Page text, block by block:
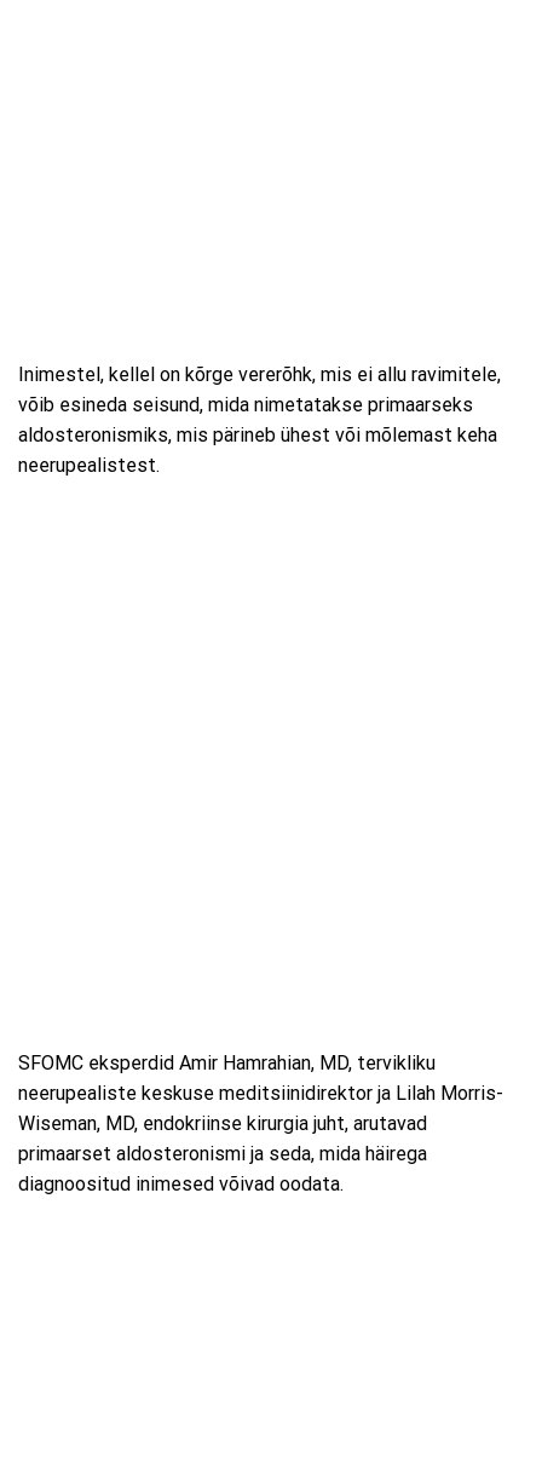
Inimestel, kellel on kõrge vererõhk, mis ei allu ravimitele,
võib esineda seisund, mida nimetatakse primaarseks
aldosteronismiks, mis pärineb ühest või mõlemast keha
neerupealistest.
SFOMC eksperdid Amir Hamrahian, MD, tervikliku
neerupealiste keskuse meditsiinidirektor ja Lilah Morris-
Wiseman, MD, endokriinse kirurgia juht, arutavad
primaarset aldosteronismi ja seda, mida häirega
diagnoositud inimesed võivad oodata.